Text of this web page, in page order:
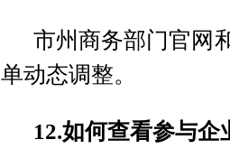
市州商务部门官网
单动态调整。
12.如何查看参与企